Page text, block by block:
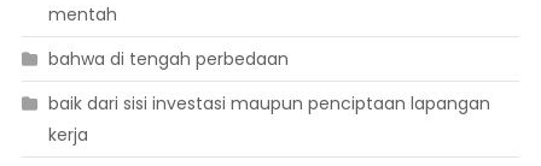
mentah
bahwa di tengah perbedaan
baik dari sisi investasi maupun penciptaan lapangan
kerja